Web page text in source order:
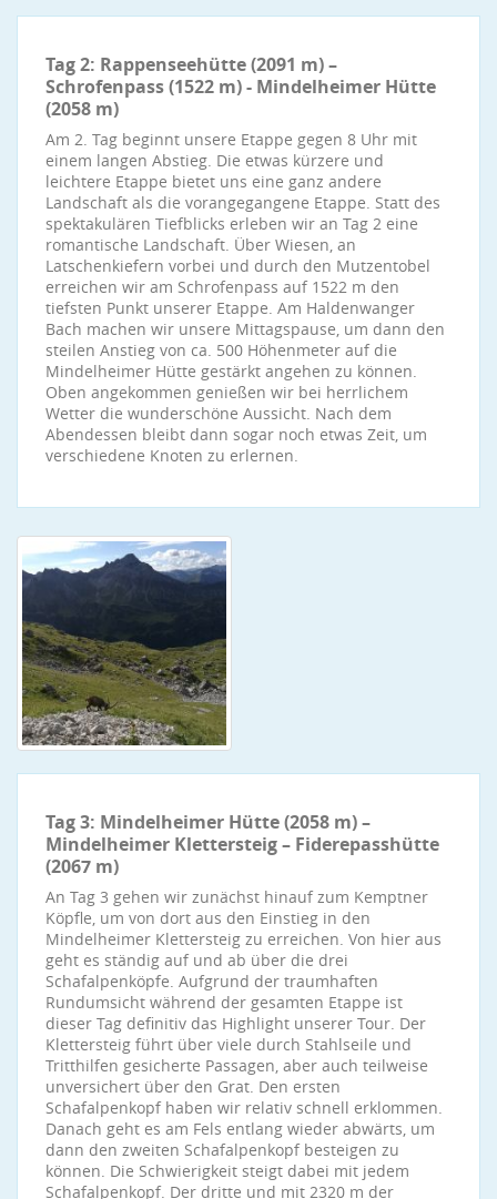
Tag 2: Rappenseehütte (2091 m) –
Schrofenpass (1522 m) - Mindelheimer Hütte
(2058 m)
Am 2. Tag beginnt unsere Etappe gegen 8 Uhr mit
einem langen Abstieg. Die etwas kürzere und
leichtere Etappe bietet uns eine ganz andere
Landschaft als die vorangegangene Etappe. Statt des
spektakulären Tiefblicks erleben wir an Tag 2 eine
romantische Landschaft. Über Wiesen, an
Latschenkiefern vorbei und durch den Mutzentobel
erreichen wir am Schrofenpass auf 1522 m den
tiefsten Punkt unserer Etappe. Am Haldenwanger
Bach machen wir unsere Mittagspause, um dann den
steilen Anstieg von ca. 500 Höhenmeter auf die
Mindelheimer Hütte gestärkt angehen zu können.
Oben angekommen genießen wir bei herrlichem
Wetter die wunderschöne Aussicht. Nach dem
Abendessen bleibt dann sogar noch etwas Zeit, um
verschiedene Knoten zu erlernen.
Tag 3: Mindelheimer Hütte (2058 m) –
Mindelheimer Klettersteig – Fiderepasshütte
(2067 m)
An Tag 3 gehen wir zunächst hinauf zum Kemptner
Köpfle, um von dort aus den Einstieg in den
Mindelheimer Klettersteig zu erreichen. Von hier aus
geht es ständig auf und ab über die drei
Schafalpenköpfe. Aufgrund der traumhaften
Rundumsicht während der gesamten Etappe ist
dieser Tag definitiv das Highlight unserer Tour. Der
Klettersteig führt über viele durch Stahlseile und
Tritthilfen gesicherte Passagen, aber auch teilweise
unversichert über den Grat. Den ersten
Schafalpenkopf haben wir relativ schnell erklommen.
Danach geht es am Fels entlang wieder abwärts, um
dann den zweiten Schafalpenkopf besteigen zu
können. Die Schwierigkeit steigt dabei mit jedem
Schafalpenkopf. Der dritte und mit 2320 m der